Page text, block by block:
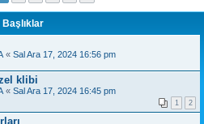
Başlıklar
« Sal Ara 17, 2024 16:56 pm
klibi
« Sal Ara 17, 2024 16:45 pm
1 2